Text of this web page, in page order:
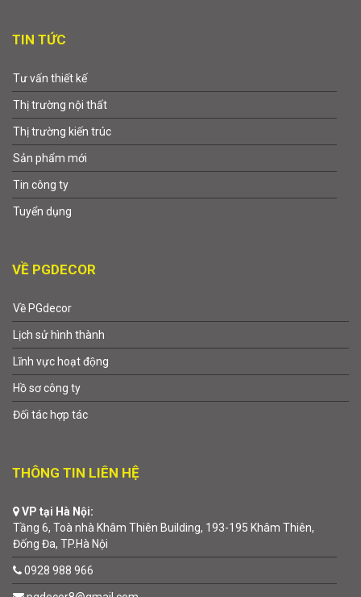
TIN TỨC
Tư vấn thiết kế
Thị trường nội thất
Thị trường kiến trúc
Sản phẩm mới
Tin công ty
Tuyển dụng
VỀ PGDECOR
Về PGdecor
Lịch sử hình thành
Lĩnh vực hoạt động
Hồ sơ công ty
Đối tác hợp tác
THÔNG TIN LIÊN HỆ
VP tại Hà Nội:
Tầng 6, Toà nhà Khâm Thiên Building, 193-195 Khâm Thiên,
Đống Đa, TP.Hà Nội
0928 988 966